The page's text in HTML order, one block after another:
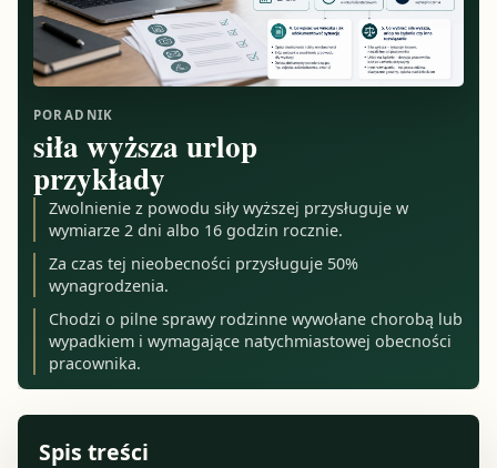
PORADNIK
siła wyższa urlop
przykłady
Zwolnienie z powodu siły wyższej przysługuje w
wymiarze 2 dni albo 16 godzin rocznie.
Za czas tej nieobecności przysługuje 50%
wynagrodzenia.
Chodzi o pilne sprawy rodzinne wywołane chorobą lub
wypadkiem i wymagające natychmiastowej obecności
pracownika.
Spis treści